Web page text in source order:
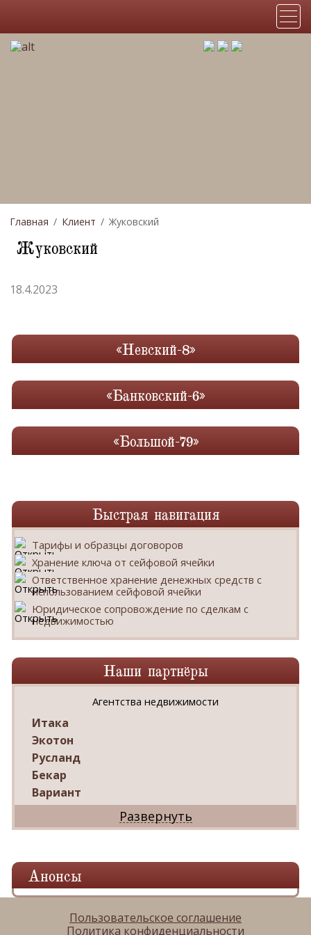
«Невский-8»
«Банковский-6»
«Большой-79»
Главная Клиент Жуковский
Жуковский
18.4.2023
Быстрая навигация
Тарифы и образцы договоров
Хранение ключа от сейфовой ячейки
Ответственное хранение денежных средств с
использованием сейфовой ячейки
Юридическое сопровождение по сделкам с
недвижимостью
Наши партнёры
Агентства недвижимости
Итака
Экотон
Русланд
Бекар
Вариант
Дриада
Реал
Ваш Дом
Александр
Мир квартир
Панорама
Анонсы
Пользовательское соглашение
Политика конфиденциальности